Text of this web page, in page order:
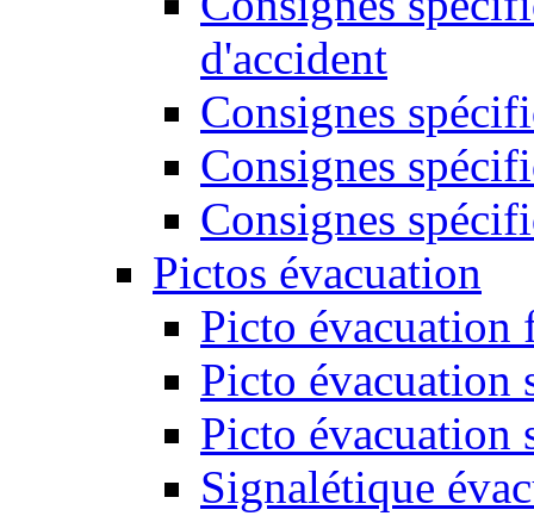
d'accident
Consignes
Consignes
Consignes
Pictos évacuation
Picto évacuation
Picto évacuation
Picto évacuation
Signalétique